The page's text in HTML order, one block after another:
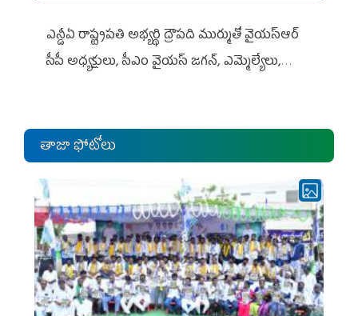
ఎన్డీఏ రాష్ట్ర‌ప‌తి అభ్య‌ర్థి ద్రౌప‌ది ముర్ముతో వైయ‌స్ఆర్
సీపీ అధ్య‌క్షులు, సీఎం వైయ‌స్ జ‌గ‌న్, ఎమ్మెల్యేలు,
తాజా ఫోటోలు